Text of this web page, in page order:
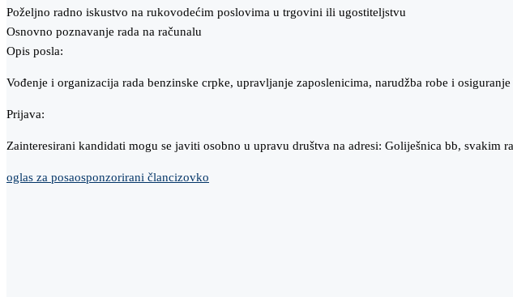
Poželjno radno iskustvo na rukovodećim poslovima u trgovini ili ugostiteljstvu
Osnovno poznavanje rada na računalu
Opis posla:
Vođenje i organizacija rada benzinske crpke, upravljanje zaposlenicima, narudžba robe i
Prijava:
Zainteresirani kandidati mogu se javiti osobno u upravu društva na adresi: Goliješnica bb,
oglas za posaosponzorirani člancizovko